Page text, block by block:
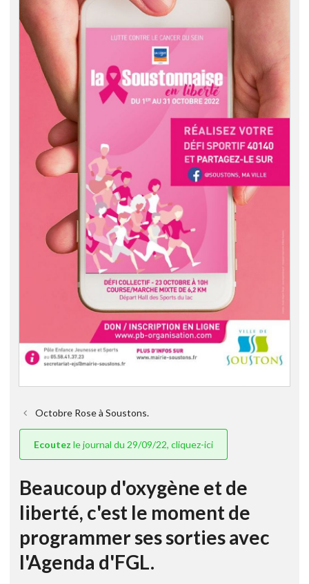
Octobre Rose à Soustons.
Ecoutez le journal du 29/09/22, cliquez-ici
Beaucoup d'oxygène et de
liberté, c'est le moment de
programmer ses sorties avec
l'Agenda d'FGL.